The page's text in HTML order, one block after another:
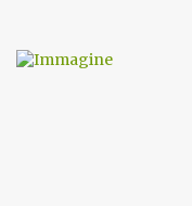
preghiera.